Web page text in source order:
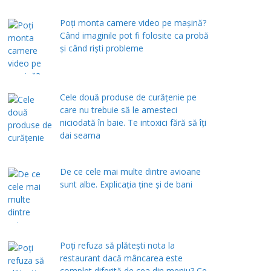
Poți monta camere video pe mașină?
Când imaginile pot fi folosite ca probă
și când riști probleme
Cele două produse de curăţenie pe
care nu trebuie să le amesteci
niciodată în baie. Te intoxici fără să îţi
dai seama
De ce cele mai multe dintre avioane
sunt albe. Explicația ține și de bani
Poți refuza să plătești nota la
restaurant dacă mâncarea este